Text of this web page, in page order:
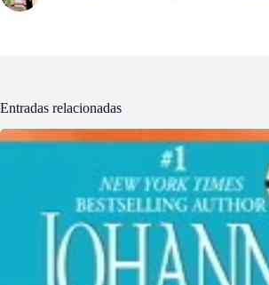
Entradas relacionadas